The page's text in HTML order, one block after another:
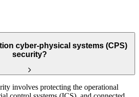
cyber-physical systems (CPS)
security?
involves protecting the operational